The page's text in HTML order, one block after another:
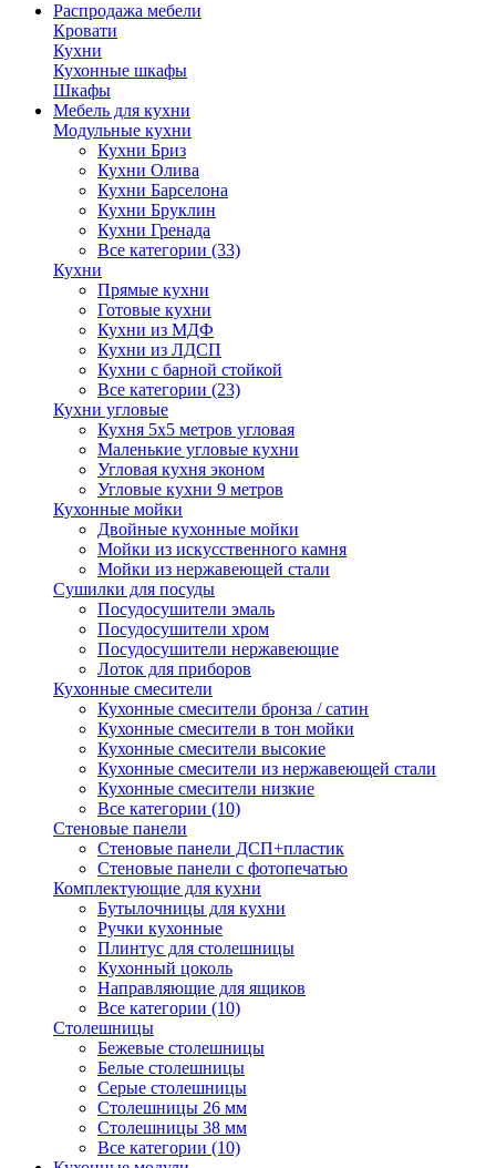
Распродажа мебели
Кровати
Кухни
Кухонные шкафы
Шкафы
Мебель для кухни
Модульные кухни
Кухни Бриз
Кухни Олива
Кухни Барселона
Кухни Бруклин
Кухни Гренада
Все категории (33)
Кухни
Прямые кухни
Готовые кухни
Кухни из МДФ
Кухни из ЛДСП
Кухни с барной стойкой
Все категории (23)
Кухни угловые
Кухня 5х5 метров угловая
Маленькие угловые кухни
Угловая кухня эконом
Угловые кухни 9 метров
Кухонные мойки
Двойные кухонные мойки
Мойки из искусственного камня
Мойки из нержавеющей стали
Сушилки для посуды
Посудосушители эмаль
Посудосушители хром
Посудосушители нержавеющие
Лоток для приборов
Кухонные смесители
Кухонные смесители бронза / сатин
Кухонные смесители в тон мойки
Кухонные смесители высокие
Кухонные смесители из нержавеющей стали
Кухонные смесители низкие
Все категории (10)
Стеновые панели
Стеновые панели ДСП+пластик
Стеновые панели с фотопечатью
Комплектующие для кухни
Бутылочницы для кухни
Ручки кухонные
Плинтус для столешницы
Кухонный цоколь
Направляющие для ящиков
Все категории (10)
Столешницы
Бежевые столешницы
Белые столешницы
Серые столешницы
Столешницы 26 мм
Столешницы 38 мм
Все категории (10)